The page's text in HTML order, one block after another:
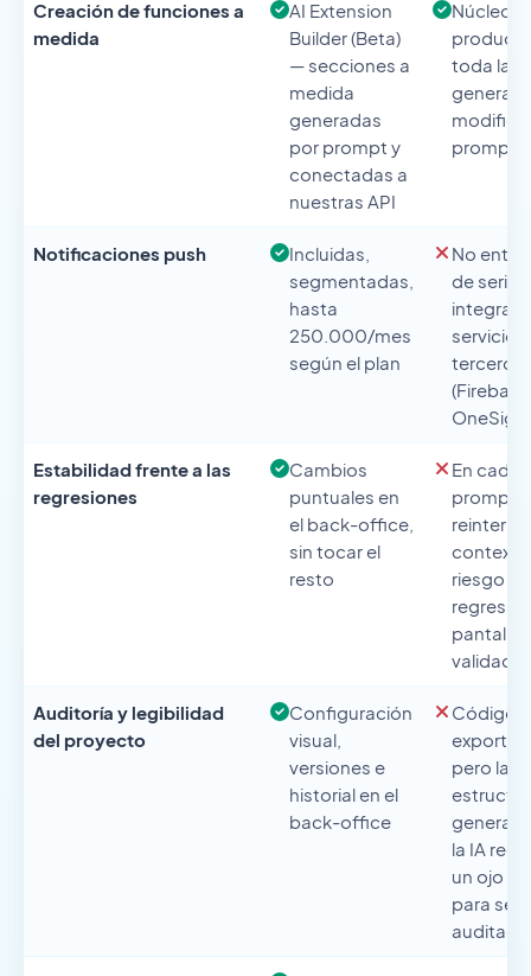
Creación de funciones a
medida
AI Extension
Builder (Beta)
— secciones a
medida
generadas
por prompt y
conectadas a
nuestras API
Núcleo
toda la
genera y
modifica
prompt
Notificaciones push
Incluidas,
segmentadas,
hasta
250.000/mes
según el plan
No
de serie
integrar
servicio
terceros
Estabilidad frente a las
regresiones
Cambios
puntuales en
el back-office,
sin tocar el
resto
En cada
prompt,
riesgo de
Auditoría y legibilidad
del proyecto
Configuración
visual,
versiones e
historial en el
back-office
Código
pero la
la IA
un ojo
para ser
auditada